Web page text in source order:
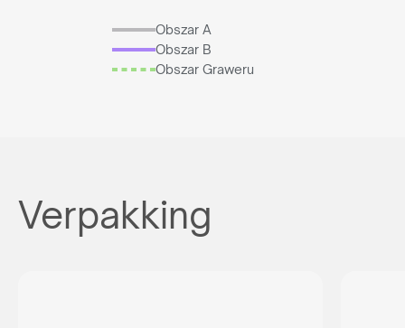
Obszar A
Obszar B
Obszar Graweru
Verpakking